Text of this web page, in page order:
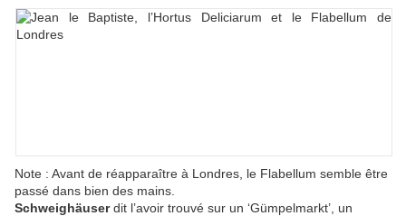
Note : Avant de réapparaître à Londres, le Flabellum semble être
passé dans bien des mains.
Schweighäuserdit l’avoir trouvé sur un ‘Gümpelmarkt’, un